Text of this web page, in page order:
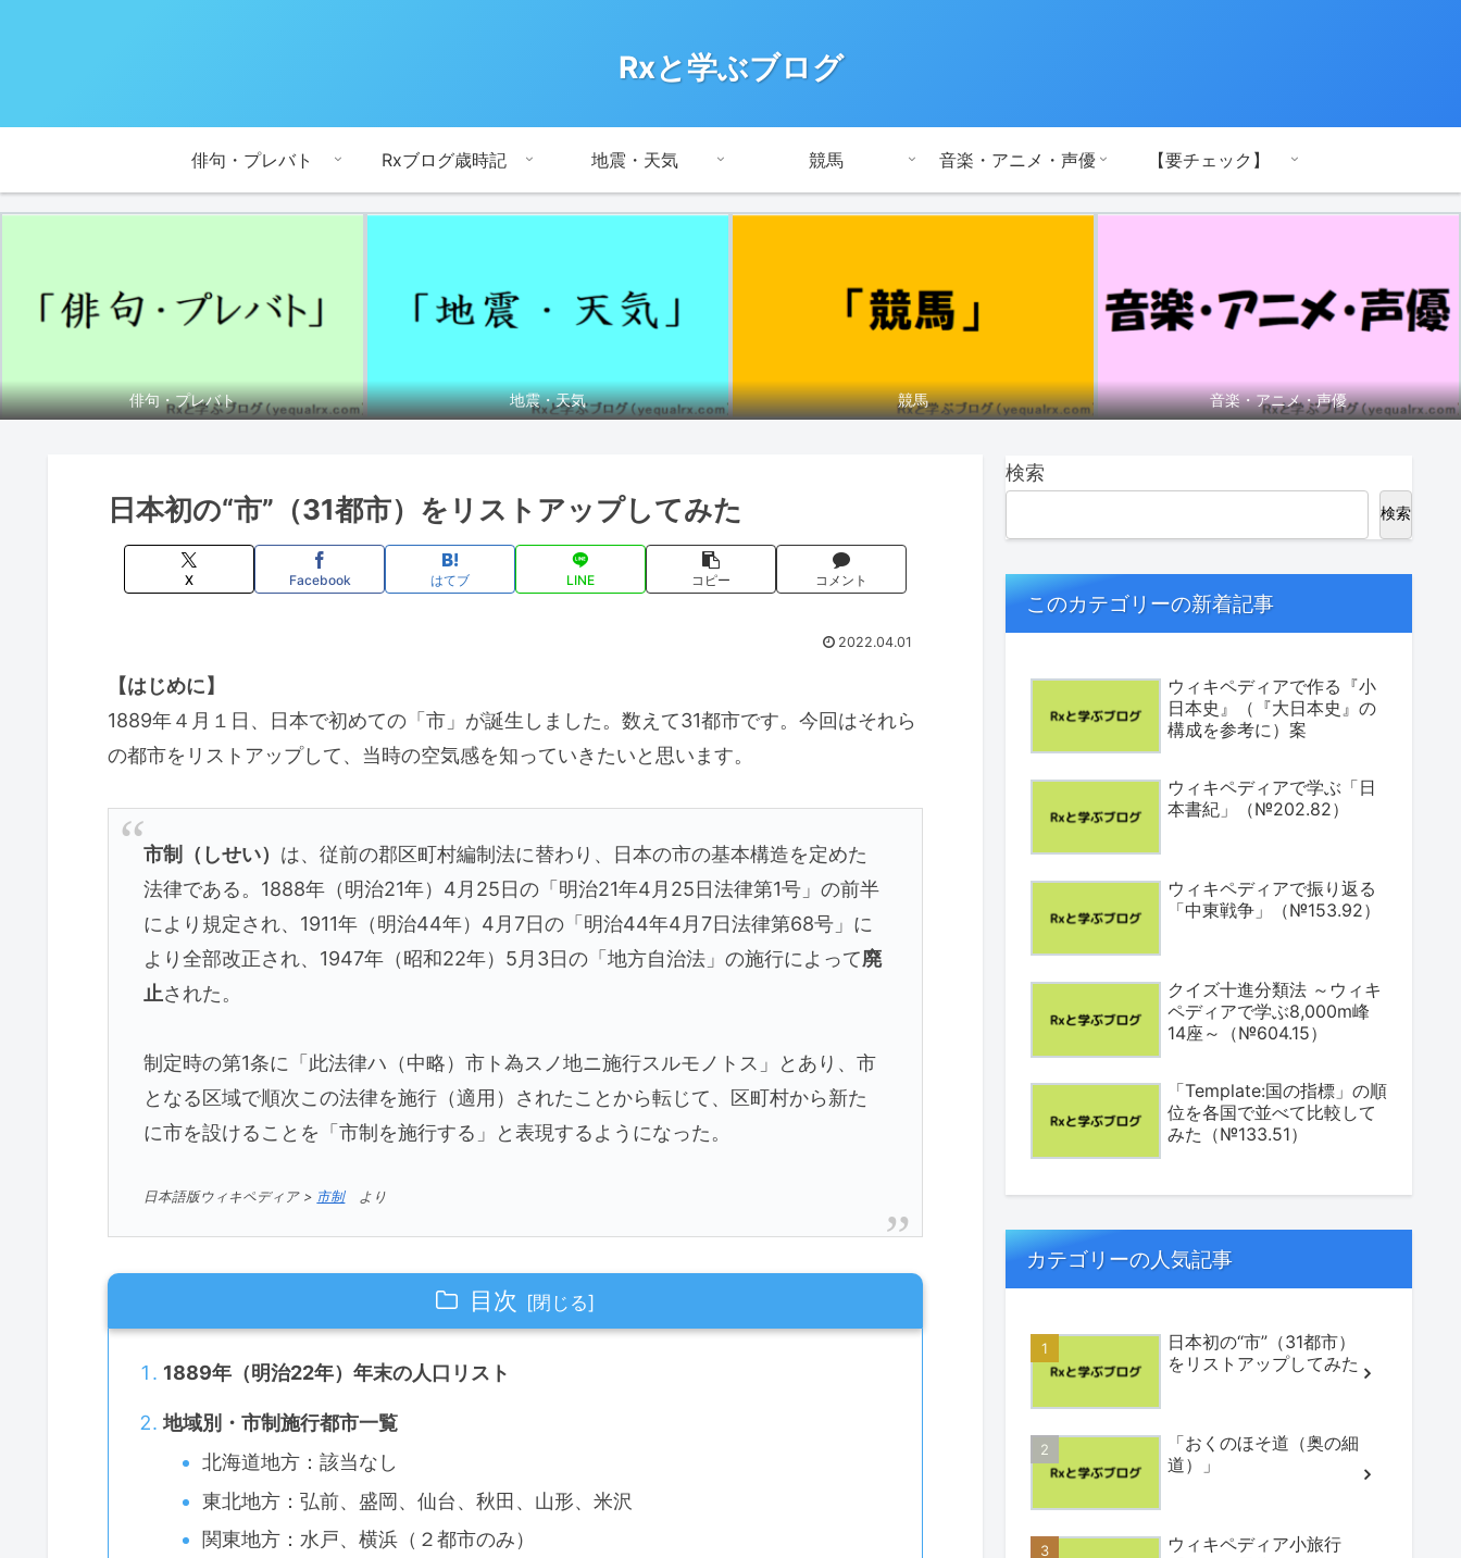
Rxと学ぶブログ
俳句・プレバト Rxブログ歳時記 地震・天気 競馬 音楽・アニメ・声優 【要チェック】
俳句・プレバト 地震・天気 競馬 音楽・アニメ・声優
日本初の“市”（31都市）をリストアップしてみた
X Facebook はてブ LINE コピー コメント
2022.04.01
【はじめに】
1889年４月１日、日本で初めての「市」が誕生しました。数えて31都市です。今回はそれら
の都市をリストアップして、当時の空気感を知っていきたいと思います。
市制（しせい） は、従前の郡区町村編制法に替わり、日本の市の基本構造を定めた
法律である。1888年（明治21年）4月25日の「明治21年4月25日法律第1号」の前半
により規定され、1911年（明治44年）4月7日の「明治44年4月7日法律第68号」に
より全部改正され、1947年（昭和22年）5月3日の「地方自治法」の施行によって廃
止された。
制定時の第1条に「此法律ハ（中略）市ト為スノ地ニ施行スルモノトス」とあり、市
となる区域で順次この法律を施行（適用）されたことから転じて、区町村から新た
に市を設けることを「市制を施行する」と表現するようになった。
日本語版ウィキペディア > 市制より
目次
1889年（明治22年）年末の人口リスト
地域別・市制施行都市一覧
北海道地方：該当なし
東北地方：弘前、盛岡、仙台、秋田、山形、米沢
関東地方：水戸、横浜（２都市のみ）
検索
検索
このカテゴリーの新着記事
ウィキペディアで作る『小
日本史』（『大日本史』の
構成を参考に）案
ウィキペディアで学ぶ「日
本書紀」（№202.82）
ウィキペディアで振り返る
「中東戦争」（№153.92）
クイズ十進分類法 ～ウィキ
ペディアで学ぶ8,000m峰
14座～（№604.15）
「Template:国の指標」の順
位を各国で並べて比較して
みた（№133.51）
カテゴリーの人気記事
日本初の“市”（31都市）
をリストアップしてみた
「おくのほそ道（奥の細
道）」
ウィキペディア小旅行